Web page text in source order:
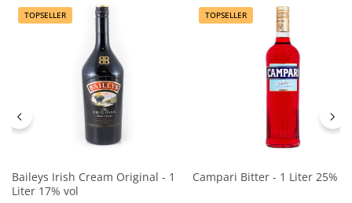
TOPSELLER
Baileys Irish Cream Original - 1
Liter 17% vol
TOPSELLER
Campari Bitter - 1 Liter 25%